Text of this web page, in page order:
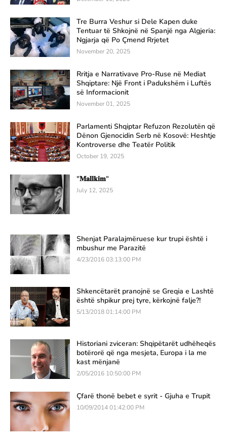
Tre Burra Veshur si Dele Kapen duke
Tentuar të Shkojnë në Spanjë nga Algjeria:
Ngjarja që Po Çmend Rrjetet
November 20, 2025
Rritja e Narrativave Pro-Ruse në Mediat
Shqiptare: Një Front i Padukshëm i Luftës
së Informacionit
November 01, 2025
Parlamenti Shqiptar Refuzon Rezolutën që
Dënon Gjenocidin Serb në Kosovë: Heshtje
Kontroverse dhe Teatër Politik
October 19, 2025
"𝐌𝐚𝐥𝐥𝐤𝐢𝐦"
July 12, 2025
Shenjat Paralajmëruese kur trupi është i
mbushur me Parazitë
4/23/2016 03:13:00 PM
Shkencëtarët pranojnë se Greqia e Lashtë
është shpikur prej tyre, kërkojnë falje?!
5/13/2018 01:14:00 PM
Historiani zviceran: Shqipëtarët udhëheqës
botërorë që nga mesjeta, Europa i la me
kast mënjanë
2/05/2016 10:50:00 PM
Çfarë thonë bebet e syrit - Gjuha e Trupit
10/09/2014 01:42:00 PM